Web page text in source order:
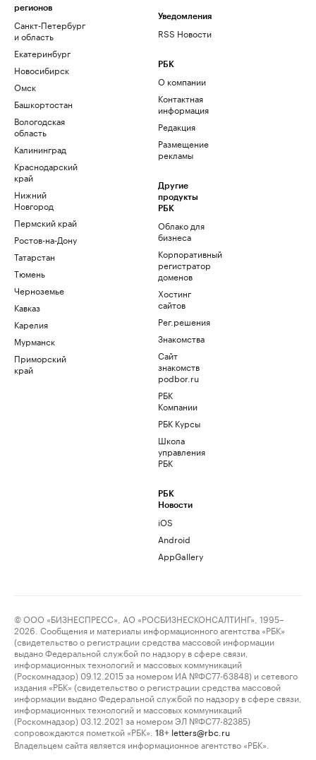
регионов
Санкт-Петербург
и область
Екатеринбург
Новосибирск
Омск
Башкортостан
Вологодская
область
Калининград
Краснодарский
край
Нижний
Новгород
Пермский край
Ростов-на-Дону
Татарстан
Тюмень
Черноземье
Кавказ
Карелия
Мурманск
Приморский
край
Уведомления
RSS Новости
РБК
О компании
Контактная
информация
Редакция
Размещение
рекламы
Другие
продукты
РБК
Облако для
бизнеса
Корпоративный
регистратор
доменов
Хостинг
сайтов
Рег.решения
Знакомства
Сайт
знакомств
podbor.ru
РБК
Компании
РБК Курсы
Школа
управления
РБК
РБК
Новости
iOS
Android
AppGallery
© ООО «БИЗНЕСПРЕСС», АО «РОСБИЗНЕСКОНСАЛТИНГ», 1995–
2026. Сообщения и материалы информационного агентства «РБК»
(свидетельство о регистрации средства массовой информации
выдано Федеральной службой по надзору в сфере связи,
информационных технологий и массовых коммуникаций
(Роскомнадзор) 09.12.2015 за номером ИА №ФС77-63848) и сетевого
издания «РБК» (свидетельство о регистрации средства массовой
информации выдано Федеральной службой по надзору в сфере связи,
информационных технологий и массовых коммуникаций
(Роскомнадзор) 03.12.2021 за номером ЭЛ №ФС77-82385)
сопровождаются пометкой «РБК».
18+ letters@rbc.ru
Владельцем сайта является информационное агентство «РБК».